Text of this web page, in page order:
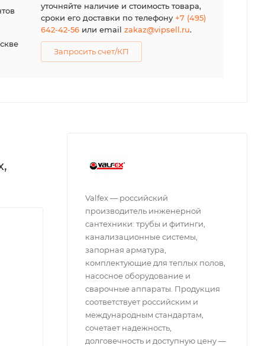
уточняйте наличие и стоимость товара,
сроки его доставки по телефону+7 (495)
642-42-56или email zakaz@vipsell.ru.
Запросить счет/КП
Valfex — российский
производитель инженерной
сантехники: трубы и фитинги,
канализационные системы,
запорная арматура,
комплектующие для теплых полов,
насосное оборудование и
сварочные аппараты. Продукция
соответствует российским и
международным стандартам,
сочетает надежность,
долговечность и доступную цену —